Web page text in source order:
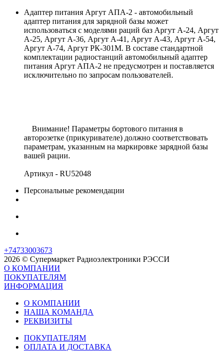
Адаптер питания Аргут АПА-2 - автомобильный
адаптер питания для зарядной базы может
использоваться с моделями раций баз Аргут А-24, Аргут
А-25, Аргут А-36, Аргут А-41, Аргут А-43, Аргут А-54,
Аргут А-74, Аргут РК-301М. В составе стандартной
комплектации радиостанций автомобильный адаптер
питания Аргут АПА-2 не предусмотрен и поставляется
исключительно по запросам пользователей.
Внимание! Параметры бортового питания в
авторозетке (прикуривателе) должно соответствовать
параметрам, указанным на маркировке зарядной базы
вашей рации.
Артикул - RU52048
Персональные рекомендации
+74733003673
2026 © Супермаркет Радиоэлектроники РЭССИ
О КОМПАНИИ
ПОКУПАТЕЛЯМ
ИНФОРМАЦИЯ
О КОМПАНИИ
НАША КОМАНДА
РЕКВИЗИТЫ
ПОКУПАТЕЛЯМ
ОПЛАТА И ДОСТАВКА